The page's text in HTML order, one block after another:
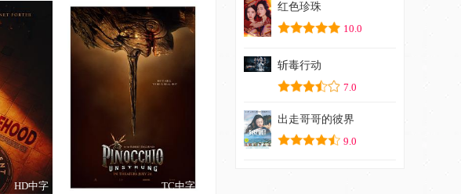
HD中字
TC中字
红色珍珠
10.0
斩毒行动
7.0
出走哥哥的彼界
9.0